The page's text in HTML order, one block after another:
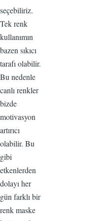
seçebiliriz.
Tek renk
kullanımın
bazen sıkıcı
tarafı olabilir.
Bu nedenle
canlı renkler
bizde
motivasyon
artırıcı
olabilir. Bu
gibi
etkenlerden
dolayı her
gün farklı bir
renk maske